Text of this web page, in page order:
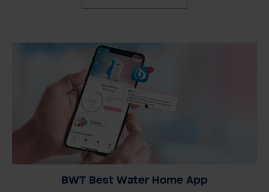
BWT Best Water Home App